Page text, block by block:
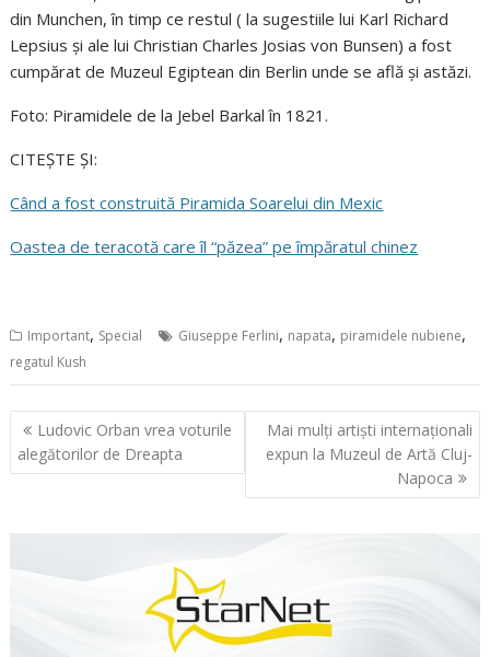
din Munchen, în timp ce restul ( la sugestiile lui Karl Richard
Lepsius și ale lui Christian Charles Josias von Bunsen) a fost
cumpărat de Muzeul Egiptean din Berlin unde se află și astăzi.
Foto: Piramidele de la Jebel Barkal în 1821.
CITEȘTE ȘI:
Când a fost construită Piramida Soarelui din Mexic
Oastea de teracotă care îl “păzea” pe împăratul chinez
Important, Special Giuseppe Ferlini, napata, piramidele nubiene,
regatul Kush
Navigare
în
articole
Ludovic Orban vrea voturile
alegătorilor de Dreapta
Mai mulți artiști internaționali
expun la Muzeul de Artă Cluj-
Napoca